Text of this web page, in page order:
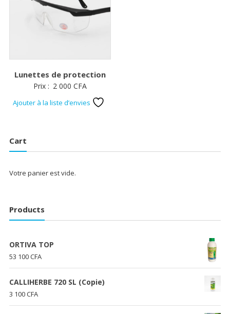
Lunettes de protection
Prix : 2 000 CFA
Ajouter à la liste d’envies
Cart
Votre panier est vide.
Products
ORTIVA TOP
53 100CFA
CALLIHERBE 720 SL (Copie)
3 100CFA